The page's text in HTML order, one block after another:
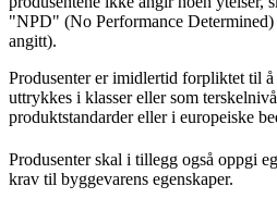
"NPD" (No Performance
angitt).
Produsenter er imidlertid forpliktet til å
uttrykkes i klasser eller som
produktstandarder eller i europeiske
Produsenter skal i tillegg også oppgi
krav til byggevarens egenskaper.